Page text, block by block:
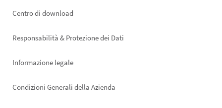
Footer
Centro di download
Responsabilità & Protezione dei Dati
Informazione legale
Condizioni Generali della Azienda